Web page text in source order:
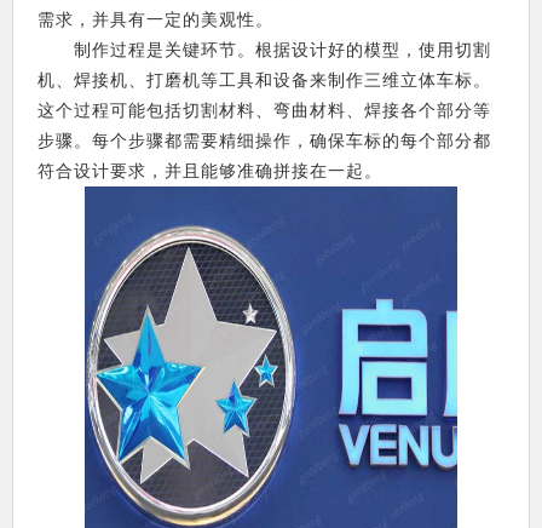
需求，并具有一定的美观性。
制作过程是关键环节。根据设计好的模型，使用切割
机、焊接机、打磨机等工具和设备来制作三维立体车标。
这个过程可能包括切割材料、弯曲材料、焊接各个部分等
步骤。每个步骤都需要精细操作，确保车标的每个部分都
符合设计要求，并且能够准确拼接在一起。